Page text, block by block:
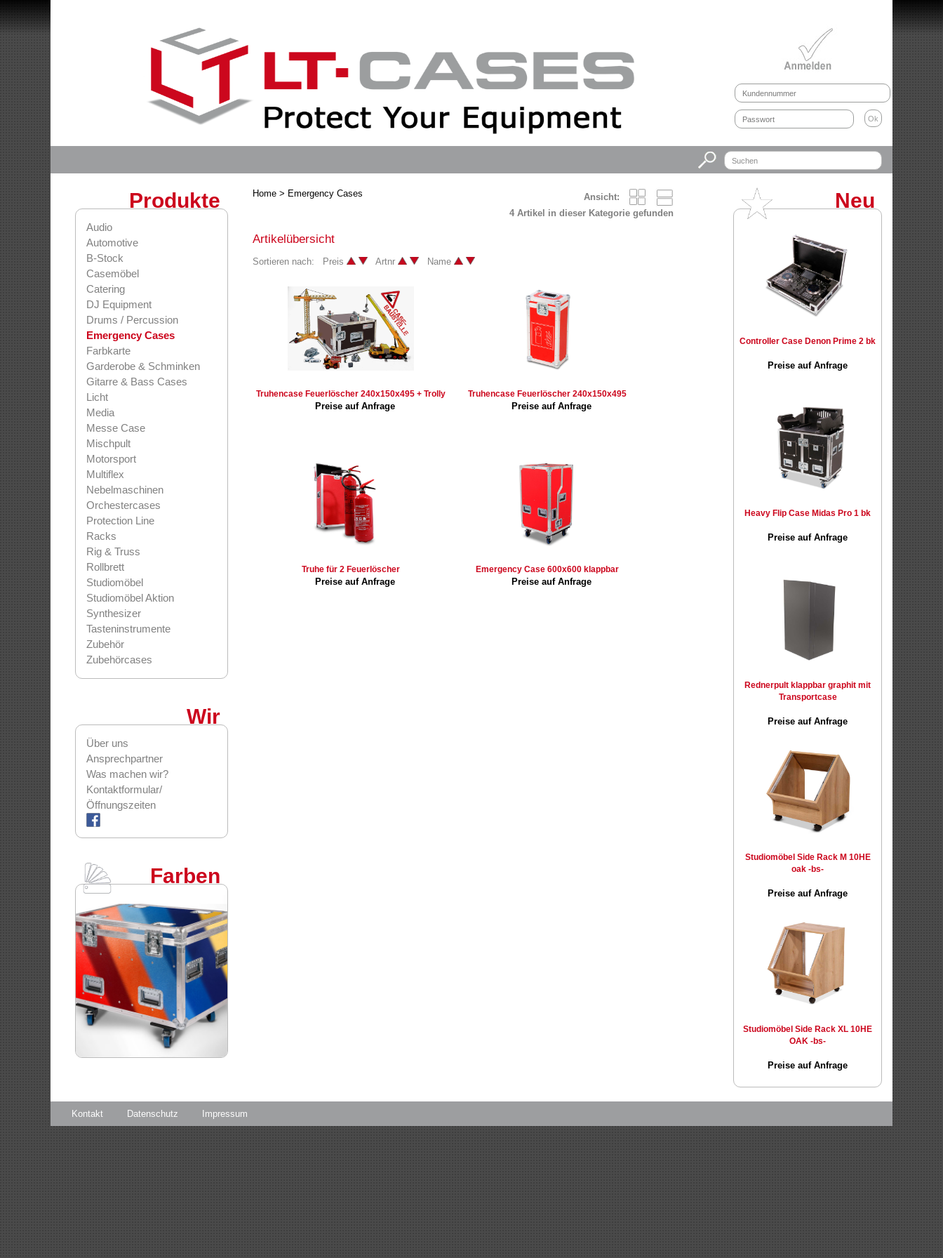
Produkte
Audio
Automotive
B-Stock
Casemöbel
Catering
DJ Equipment
Drums / Percussion
Emergency Cases
Farbkarte
Garderobe & Schminken
Gitarre & Bass Cases
Licht
Media
Messe Case
Mischpult
Motorsport
Multiflex
Nebelmaschinen
Orchestercases
Protection Line
Racks
Rig & Truss
Rollbrett
Studiomöbel
Studiomöbel Aktion
Synthesizer
Tasteninstrumente
Zubehör
Zubehörcases
Wir
Über uns
Ansprechpartner
Was machen wir?
Kontaktformular/
Öffnungszeiten
Farben
Home > Emergency Cases
Ansicht:
4 Artikel in dieser Kategorie gefunden
Artikelübersicht
Sortieren nach: Preis Artnr Name
Truhencase Feuerlöscher 240x150x495 + Trolly
Preise auf Anfrage
Truhencase Feuerlöscher 240x150x495
Preise auf Anfrage
Truhe für 2 Feuerlöscher
Preise auf Anfrage
Emergency Case 600x600 klappbar
Preise auf Anfrage
Neu
Controller Case Denon Prime 2 bk
Preise auf Anfrage
Heavy Flip Case Midas Pro 1 bk
Preise auf Anfrage
Rednerpult klappbar graphit mit
Transportcase
Preise auf Anfrage
Studiomöbel Side Rack M 10HE
oak -bs-
Preise auf Anfrage
Studiomöbel Side Rack XL 10HE
OAK -bs-
Preise auf Anfrage
Kontakt Datenschutz Impressum